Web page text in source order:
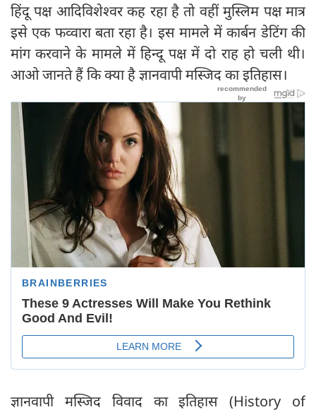
हिंदू पक्ष आदिविशेश्वर कह रहा है तो वहीं मुस्लिम पक्ष मात्र
इसे एक फव्वारा बता रहा है। इस मामले में कार्बन डेटिंग की
मांग करवाने के मामले में हिन्दू पक्ष में दो राह हो चली थी।
आओ जानते हैं कि क्या है ज्ञानवापी मस्जिद का इतिहास।
ज्ञानवापी मस्जिद विवाद का इतिहास (History of